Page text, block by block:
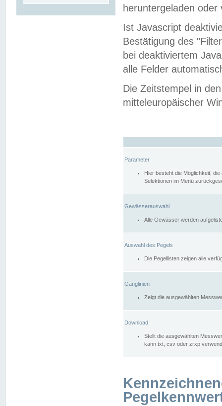
heruntergeladen oder
Ist Javascript
Bestätigung des
bei deaktiviertem
alle Felder
Die Zeitstempel in
mitteleuropäischer
Parameter
Hier besteht die Möglichkeit,
Selektionen im Menü
Gewässerauswahl
Alle Gewässer werden
Auswahl des Pegels
Die Pegellisten zeigen alle
Ganglinien
Zeigt die ausgewählten
Download
Stellt die ausgewählten
kann txt, csv oder zrxp